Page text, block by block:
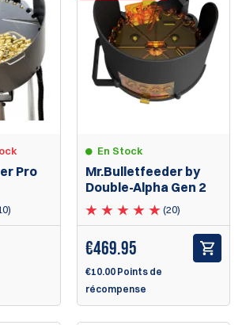
Pro
En Stock
Mr.Bulletfeeder by
Double-Alpha Gen 2
(20)
€469.95
€10.00 Points de
récompense